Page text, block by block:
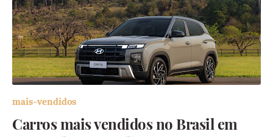
mais-vendidos
Carros mais vendidos no Brasil em